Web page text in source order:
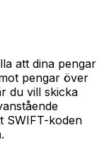
att dina pengar
pengar över
du vill skicka
SWIFT-koden